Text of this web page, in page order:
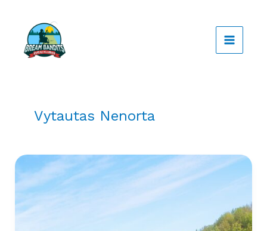
turinio
Vytautas Nenorta